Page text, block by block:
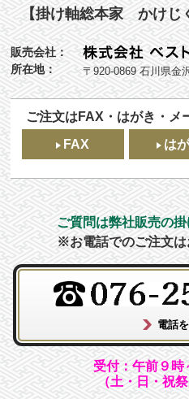
【掛け軸総本家 かけじ
販売会社：
所在地：
〒920-0869 石川県金
ご注文はFAX・はがき・メ
FAX
は
ご質問は弊社販売の
※お電話でのご注文
受付：午前９時
（土・日・祝